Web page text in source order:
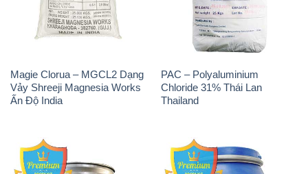
Magie Clorua – MGCL2 Dạng
Vảy Shreeji Magnesia Works
Ấn Độ India
PAC – Polyaluminium
Chloride 31% Thái Lan
Thailand